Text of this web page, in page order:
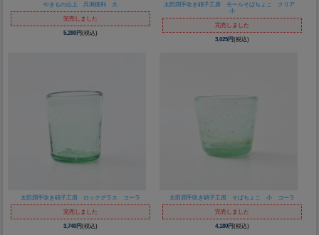
やきもの山上 呉洲徳利 大
完売しました
5,280円(税込)
太田潤手吹き硝子工房 モールそばちょこ クリア
小
完売しました
3,025円(税込)
太田潤手吹き硝子工房 ロックグラス コーラ
完売しました
3,740円(税込)
太田潤手吹き硝子工房 そばちょこ 小 コーラ
完売しました
4,180円(税込)